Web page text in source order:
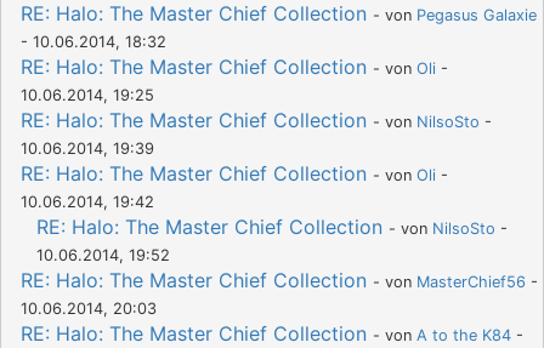
RE: Halo: The Master Chief Collection - von Pegasus Galaxie
- 10.06.2014, 18:32
RE: Halo: The Master Chief Collection - von Oli -
10.06.2014, 19:25
RE: Halo: The Master Chief Collection - von NilsoSto -
10.06.2014, 19:39
RE: Halo: The Master Chief Collection - von Oli -
10.06.2014, 19:42
RE: Halo: The Master Chief Collection - von NilsoSto -
10.06.2014, 19:52
RE: Halo: The Master Chief Collection - von MasterChief56 -
10.06.2014, 20:03
RE: Halo: The Master Chief Collection - von A to the K84 -